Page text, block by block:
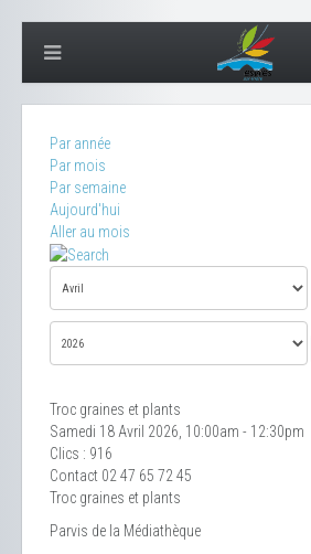
Par année
Par mois
Par semaine
Aujourd'hui
Aller au mois
Troc graines et plants
Samedi 18 Avril 2026, 10:00am - 12:30pm
Clics : 916
Contact 02 47 65 72 45
Troc graines et plants
Parvis de la Médiathèque